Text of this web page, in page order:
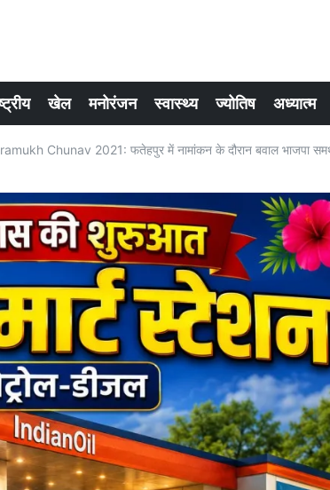
खेल मनोरंजन स्वास्थ्य ज्योतिष अध्यात्म
Chunav 2021: फतेहपुर में नामांकन के दौरान बवाल भाजपा